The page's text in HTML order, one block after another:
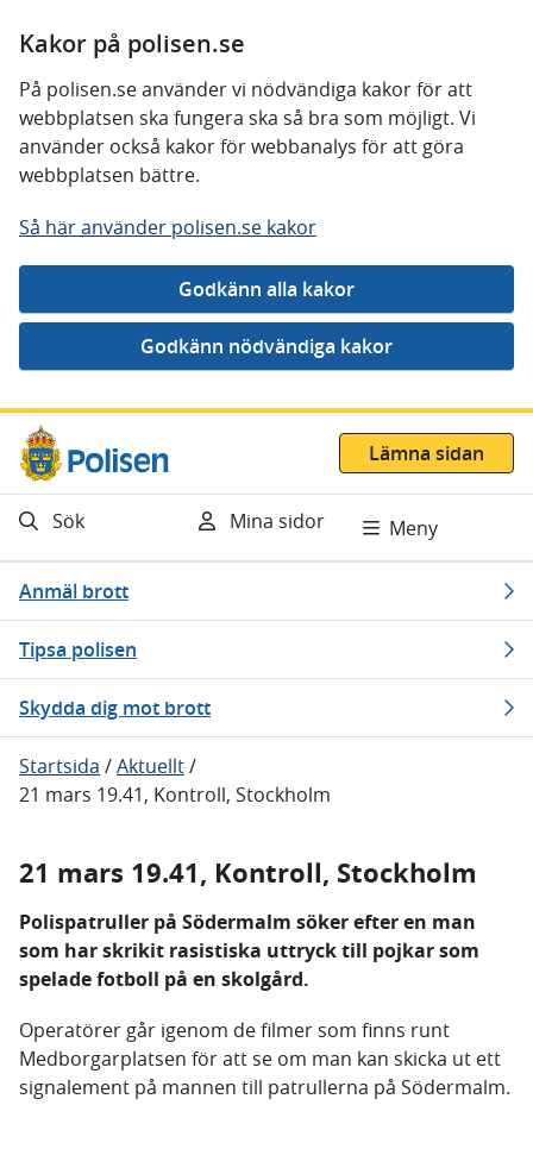
Kakor på polisen.se
På polisen.se använder vi nödvändiga kakor för att
webbplatsen ska fungera ska så bra som möjligt. Vi
använder också kakor för webbanalys för att göra
webbplatsen bättre.
Så här använder polisen.se kakor
Gå direkt till innehåll
Lämna sidan
Sök Mina sidor Meny
Anmäl brott
Tipsa polisen
Skydda dig mot brott
Startsida /Aktuellt/
21 mars 19.41, Kontroll, Stockholm
21 mars 19.41, Kontroll, Stockholm
Polispatruller på Södermalm söker efter en man
som har skrikit rasistiska uttryck till pojkar som
spelade fotboll på en skolgård.
Operatörer går igenom de filmer som finns runt
Medborgarplatsen för att se om man kan skicka ut ett
signalement på mannen till patrullerna på Södermalm.